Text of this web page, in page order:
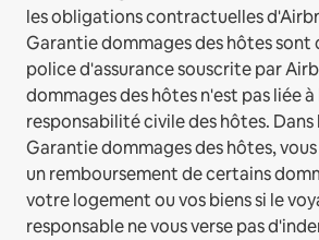
les obligations contractuelles
Garantie dommages des hôtes sont
police d'assurance souscrite par
dommages des hôtes n'est pas liée à
responsabilité civile des hôtes. Dans
Garantie dommages des hôtes,
un remboursement de certains
votre logement ou vos biens si le
responsable ne vous verse pas